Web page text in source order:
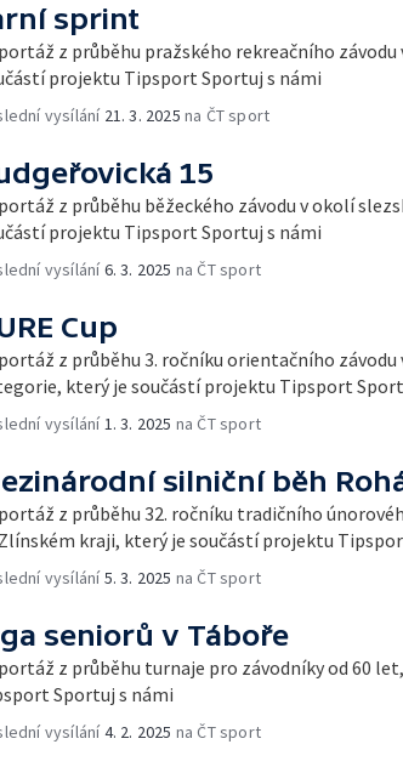
sprint
z průběhu pražského rekreačního
projektu Tipsport Sportuj s námi
vysílání 21. 3. 2025 na ČT sport
15
z průběhu běžeckého závodu v okolí
projektu Tipsport Sportuj s námi
vysílání6. 3. 2025 na ČT sport
Cup
z průběhu 3. ročníku orientačního závodu
který je součástí projektu Tipsport
vysílání 1. 3. 2025 na ČT sport
silniční běh
z průběhu 32. ročníku tradičního
kraji, který je součástí projektu
vysílání5. 3. 2025 na ČT sport
seniorů v Táboře
z průběhu turnaje pro závodníky od 60
Sportuj s námi
vysílání4. 2. 2025 na ČT sport